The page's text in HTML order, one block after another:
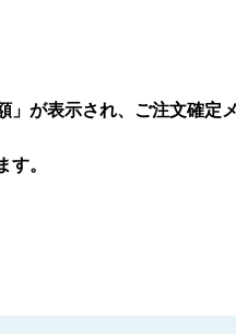
が表示され、ご注文確定
。